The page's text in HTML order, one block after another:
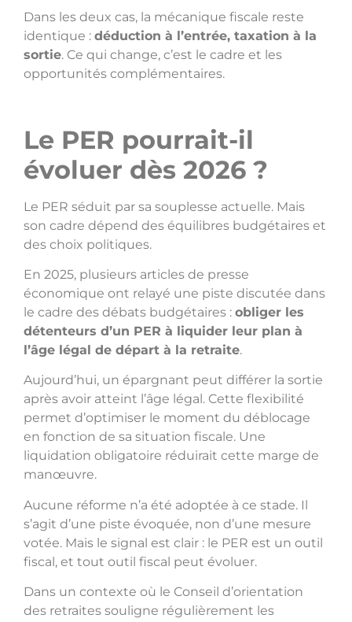
Dans les deux cas, la mécanique fiscale reste
identique : déduction à l’entrée, taxation à la
sortie. Ce qui change, c’est le cadre et les
opportunités complémentaires.
Le PER pourrait-il
évoluer dès 2026 ?
Le PER séduit par sa souplesse actuelle. Mais
son cadre dépend des équilibres budgétaires et
des choix politiques.
En 2025, plusieurs articles de presse
économique ont relayé une piste discutée dans
le cadre des débats budgétaires : obliger les
détenteurs d’un PER à liquider leur plan à
l’âge légal de départ à la retraite.
Aujourd’hui, un épargnant peut différer la sortie
après avoir atteint l’âge légal. Cette flexibilité
permet d’optimiser le moment du déblocage
en fonction de sa situation fiscale. Une
liquidation obligatoire réduirait cette marge de
manœuvre.
Aucune réforme n’a été adoptée à ce stade. Il
s’agit d’une piste évoquée, non d’une mesure
votée. Mais le signal est clair : le PER est un outil
fiscal, et tout outil fiscal peut évoluer.
Dans un contexte où le Conseil d’orientation
des retraites souligne régulièrement les